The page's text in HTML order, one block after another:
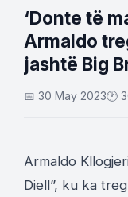
‘Donte të
Armaldo
jashtë Big
📅 30 May 2023🕐
Armaldo
Diell”, ku ka